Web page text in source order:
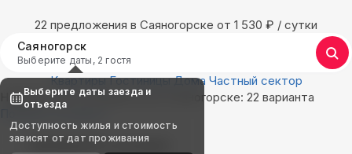
22 предложения в Саяногорске oт 1 530 ₽ / сутки
Саяногорск
Выберите даты, 2 гостя
Квартиры Гостиницы Дома Частный сектор
Найдём, где остановиться в Саяногорске: 22 варианта
Показать на карте
Выбирайте лучшее
Выберите даты заезда и
отъезда
Доступность жилья и стоимость
зависят от дат проживания